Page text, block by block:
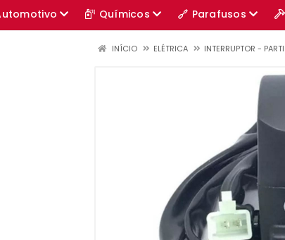
Químicos Parafusos
INÍCIO ELÉTRICA INTERRUPTOR -